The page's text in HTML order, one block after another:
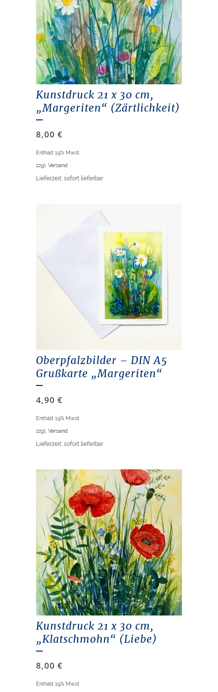
Kunstdruck 21 x 30 cm,
„Margeriten“ (Zärtlichkeit)
8,00 €
Enthält 19% Mwst
zzgl. Versand
Lieferzeit: sofort lieferbar
Oberpfalzbilder – DIN A5
Grußkarte „Margeriten“
4,90 €
Enthält 19% Mwst
zzgl. Versand
Lieferzeit: sofort lieferbar
Kunstdruck 21 x 30 cm,
„Klatschmohn“ (Liebe)
8,00 €
Enthält 19% Mwst